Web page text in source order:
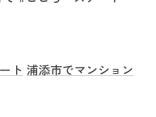
ト 浦添市でマンション